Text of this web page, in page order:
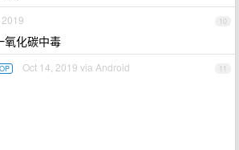
10
氧化碳中毒
11
OP Oct 14, 2019 via Android